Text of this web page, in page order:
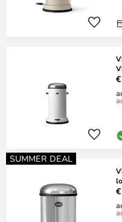
SUMMER DEAL